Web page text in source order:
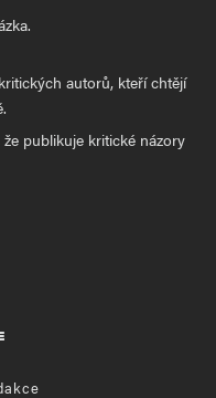
autorů, kteří chtějí
publikuje kritické názory